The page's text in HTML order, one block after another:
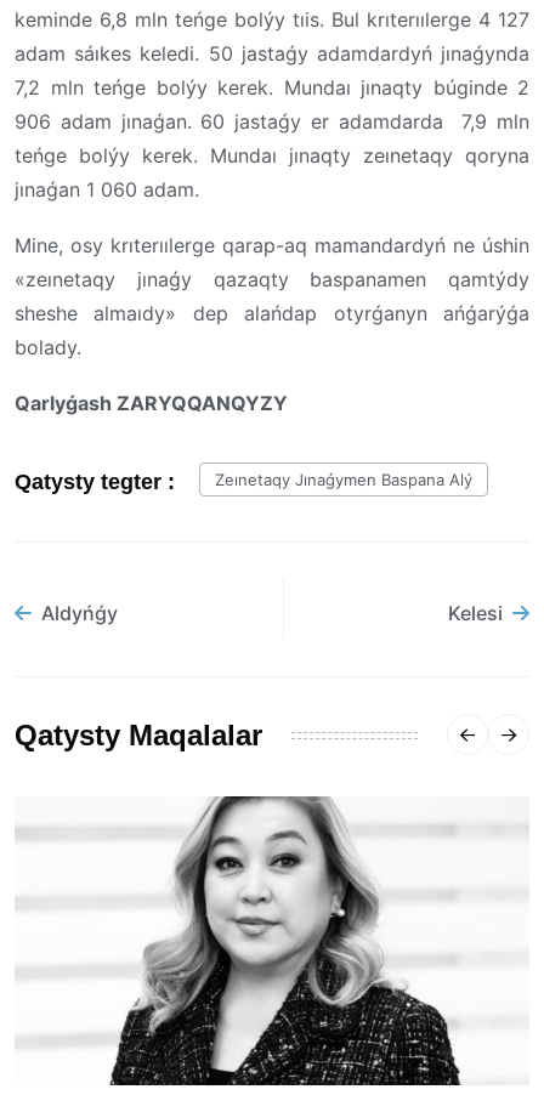
keminde 6,8 mln teńge bolýy tıis. Bul krıterıılerge 4 127
adam sáıkes keledi. 50 jastaǵy adamdardyń jınaǵynda
7,2 mln teńge bolýy kerek. Mundaı jınaqty búginde 2
906 adam jınaǵan. 60 jastaǵy er adamdarda 7,9 mln
teńge bolýy kerek. Mundaı jınaqty zeınetaqy qoryna
jınaǵan 1 060 adam.
Mine, osy krıterıılerge qarap-aq mamandardyń ne úshin
«zeınetaqy jınaǵy qazaqty baspanamen qamtýdy
sheshe almaıdy» dep alańdap otyrǵanyn ańǵarýǵa
bolady.
Qarlyǵash ZARYQQANQYZY
Qatysty tegter : Zeınetaqy Jınaǵymen Baspana Alý
Aldyńǵy Kelesi
Qatysty Maqalalar